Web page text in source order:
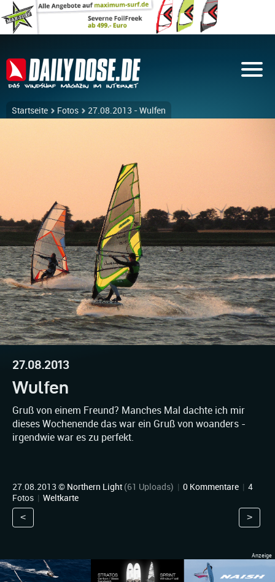
Startseite Fotos 27.08.2013 - Wulfen
27.08.2013
Wulfen
Gruß von einem Freund? Manches Mal dachte ich mir
dieses Wochenende das war ein Gruß von woanders -
irgendwie war es zu perfekt.
27.08.2013 © Northern Light (61 Uploads) | 0 Kommentare | 4
Fotos | Weltkarte
< >